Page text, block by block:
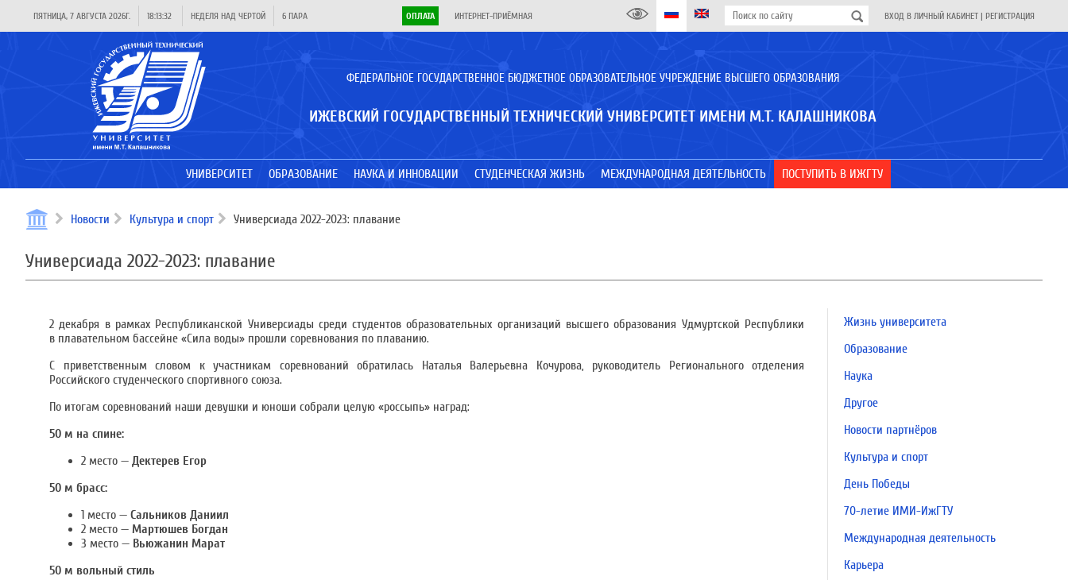
ПЯТНИЦА, 7 АВГУСТА 2026Г. 18:13:32 НЕДЕЛЯ НАД ЧЕРТОЙ 6 ПАРА ОПЛАТА ИНТЕРНЕТ-ПРИЁМНАЯ ВХОД В ЛИЧНЫЙ КАБИНЕТ | РЕГИСТРАЦИЯ
ФЕДЕРАЛЬНОЕ ГОСУДАРСТВЕННОЕ БЮДЖЕТНОЕ ОБРАЗОВАТЕЛЬНОЕ УЧРЕЖДЕНИЕ ВЫСШЕГО ОБРАЗОВАНИЯ
ИЖЕВСКИЙ ГОСУДАРСТВЕННЫЙ ТЕХНИЧЕСКИЙ УНИВЕРСИТЕТ ИМЕНИ М.Т. КАЛАШНИКОВА
УНИВЕРСИТЕТ ОБРАЗОВАНИЕ НАУКА И ИННОВАЦИИ СТУДЕНЧЕСКАЯ ЖИЗНЬ МЕЖДУНАРОДНАЯ ДЕЯТЕЛЬНОСТЬ ПОСТУПИТЬ В ИЖГТУ
Новости Культура и спорт Универсиада 2022-2023: плавание
Универсиада 2022-2023: плавание
2 декабря в рамках Республиканской Универсиады среди студентов образовательных организаций высшего образования Удмуртской Республики
в плавательном бассейне «Сила воды» прошли соревнования по плаванию.
С приветственным словом к участникам соревнований обратилась Наталья Валерьевна Кочурова, руководитель Регионального отделения
Российского студенческого спортивного союза.
По итогам соревнований наши девушки и юноши собрали целую «россыпь» наград:
50 м на спине:
2 место — Дектерев Егор
50 м брасс:
1 место — Сальников Даниил
2 место — Мартюшев Богдан
3 место — Вьюжанин Марат
50 м вольный стиль
Жизнь университета
Образование
Наука
Другое
Новости партнёров
Культура и спорт
День Победы
70-летие ИМИ-ИжГТУ
Международная деятельность
Карьера